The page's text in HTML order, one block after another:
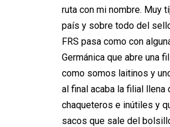
ruta con mi nombre. Muy
país y sobre todo del
FRS pasa como con
Germánica que abre una
como somos laitinos y
al final acaba la filial llena
chaqueteros e inútiles y
sacos que sale del